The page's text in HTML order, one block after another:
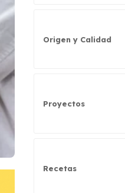
Origen y Calidad
Proyectos
Recetas